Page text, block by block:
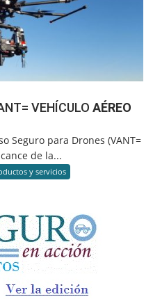
VEHÍCULOAÉREO
Seguro para Drones (VANT=
de la...
y servicios